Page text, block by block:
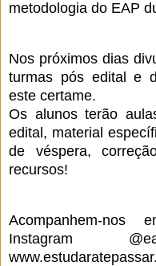
metodologia do EAP
Nos próximos dias
turmas pós edital e
este certame.
Os alunos terão
edital, material
de véspera,
recursos!
Acompanhem-nos
Instagram